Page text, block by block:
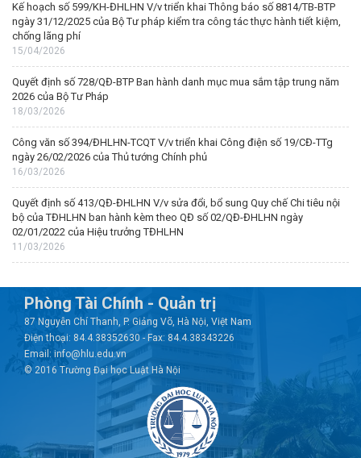
Kế hoạch số 599/KH-ĐHLHN V/v triển khai Thông báo số 8814/TB-BTP
ngày 31/12/2025 của Bộ Tư pháp kiểm tra công tác thực hành tiết kiệm,
chống lãng phí
15/04/2026
Quyết định số 728/QĐ-BTP Ban hành danh mục mua sắm tập trung năm
2026 của Bộ Tư Pháp
18/03/2026
Công văn số 394/ĐHLHN-TCQT V/v triển khai Công điện số 19/CĐ-TTg
ngày 26/02/2026 của Thủ tướng Chính phủ
16/03/2026
Quyết định số 413/QĐ-ĐHLHN V/v sửa đổi, bổ sung Quy chế Chi tiêu nội
bộ của TĐHLHN ban hành kèm theo QĐ số 02/QĐ-ĐHLHN ngày
02/01/2022 của Hiệu trưởng TĐHLHN
11/03/2026
Phòng Tài Chính - Quản trị
87 Nguyễn Chí Thanh, P. Giảng Võ, Hà Nội, Việt Nam
Điện thoại: 84.4.38352630 - Fax: 84.4.38343226
Email: info@hlu.edu.vn
© 2016 Trường Đại học Luật Hà Nội